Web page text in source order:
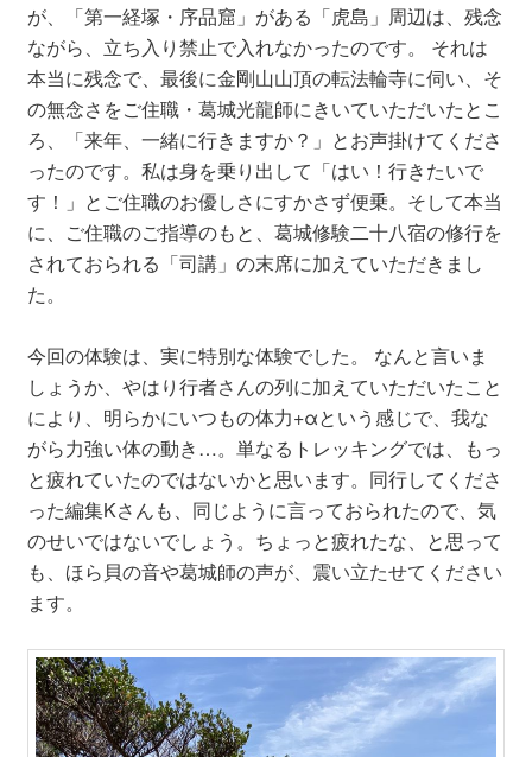
が、「第一経塚・序品窟」がある「虎島」周辺は、残念
ながら、立ち入り禁止で入れなかったのです。 それは
本当に残念で、最後に金剛山山頂の転法輪寺に伺い、そ
の無念さをご住職・葛城光龍師にきいていただいたとこ
ろ、「来年、一緒に行きますか？」とお声掛けてくださ
ったのです。私は身を乗り出して「はい！行きたいで
す！」とご住職のお優しさにすかさず便乗。そして本当
に、ご住職のご指導のもと、葛城修験二十八宿の修行を
されておられる「司講」の末席に加えていただきまし
た。
今回の体験は、実に特別な体験でした。 なんと言いま
しょうか、やはり行者さんの列に加えていただいたこと
により、明らかにいつもの体力+αという感じで、我な
がら力強い体の動き…。単なるトレッキングでは、もっ
と疲れていたのではないかと思います。同行してくださ
った編集Kさんも、同じように言っておられたので、気
のせいではないでしょう。ちょっと疲れたな、と思って
も、ほら貝の音や葛城師の声が、震い立たせてください
ます。